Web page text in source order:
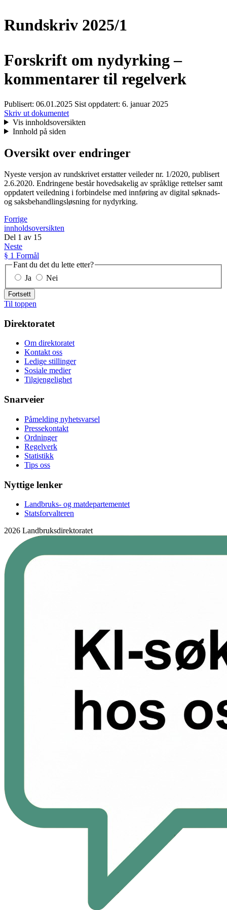
Rundskriv 2025/1
Forskrift om nydyrking –
kommentarer til regelverk
Publisert: 06.01.2025 Sist oppdatert: 6. januar 2025
Skriv ut dokumentet
Vis innholdsoversikten
Innhold på siden
Oversikt over endringer
Nyeste versjon av rundskrivet erstatter veileder nr. 1/2020, publisert
2.6.2020. Endringene består hovedsakelig av språklige rettelser samt
oppdatert veiledning i forbindelse med innføring av digital søknads-
og saksbehandlingsløsning for nydyrking.
Forrige
innholdsoversikten
Del 1 av 15
Neste
§ 1 Formål
Fant du det du lette etter?
Ja
Nei
Fortsett
Til toppen
Direktoratet
Om direktoratet
Kontakt oss
Ledige stillinger
Sosiale medier
Tilgjengelighet
Snarveier
Påmelding nyhetsvarsel
Pressekontakt
Ordninger
Regelverk
Statistikk
Tips oss
Nyttige lenker
Landbruks- og matdepartementet
Statsforvalteren
2026 Landbruksdirektoratet